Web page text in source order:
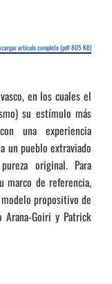
artículo completo (pdf 805 KB)
en los cuales el
su estímulo más
una experiencia
un pueblo extraviado
original. Para
marco de referencia,
propositivo de
Arana-Goiri y Patrick